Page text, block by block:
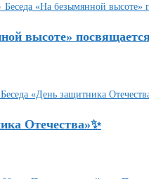
высоте»
Отечества»✨